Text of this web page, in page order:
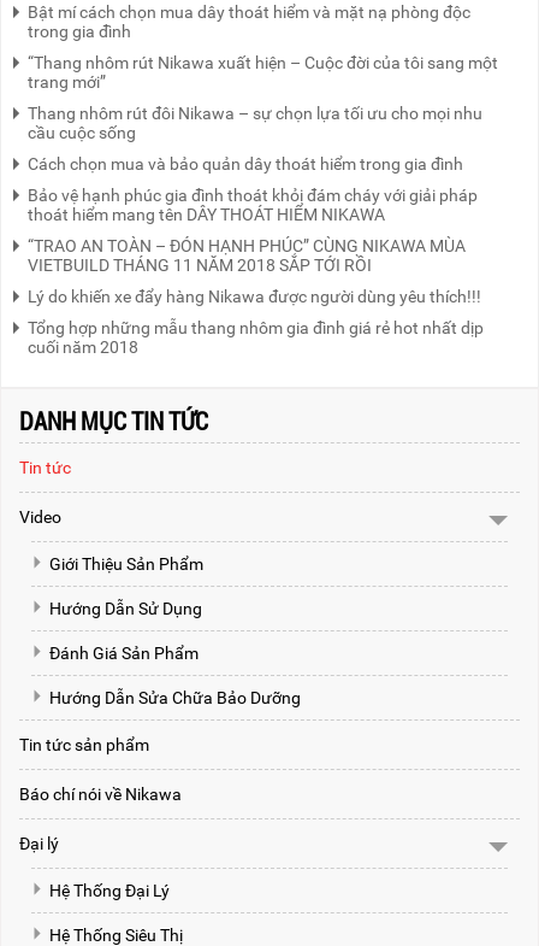
Bật mí cách chọn mua dây thoát hiểm và mặt nạ phòng độc
trong gia đình
“Thang nhôm rút Nikawa xuất hiện – Cuộc đời của tôi sang một
trang mới”
Thang nhôm rút đôi Nikawa – sự chọn lựa tối ưu cho mọi nhu
cầu cuộc sống
Cách chọn mua và bảo quản dây thoát hiểm trong gia đình
Bảo vệ hạnh phúc gia đình thoát khỏi đám cháy với giải pháp
thoát hiểm mang tên DÂY THOÁT HIỂM NIKAWA
“TRAO AN TOÀN – ĐÓN HẠNH PHÚC” CÙNG NIKAWA MÙA
VIETBUILD THÁNG 11 NĂM 2018 SẮP TỚI RỒI
Lý do khiến xe đẩy hàng Nikawa được người dùng yêu thích!!!
Tổng hợp những mẫu thang nhôm gia đình giá rẻ hot nhất dịp
cuối năm 2018
DANH MỤC TIN TỨC
Tin tức
Video
Giới Thiệu Sản Phẩm
Hướng Dẫn Sử Dụng
Đánh Giá Sản Phẩm
Hướng Dẫn Sửa Chữa Bảo Dưỡng
Tin tức sản phẩm
Báo chí nói về Nikawa
Đại lý
Hệ Thống Đại Lý
Hệ Thống Siêu Thị